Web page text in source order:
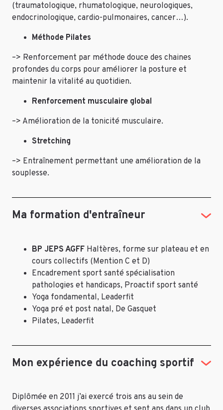
(traumatologique, rhumatologique, neurologiques,
endocrinologique, cardio-pulmonaires, cancer…).
Méthode Pilates
–> Renforcement par méthode douce des chaines
profondes du corps pour améliorer la posture et
maintenir la vitalité au quotidien.
Renforcement musculaire global
–> Amélioration de la tonicité musculaire.
Stretching
–> Entraînement permettant une amélioration de la
souplesse.
Ma formation d'entraîneur
BP JEPS AGFF Haltères, forme sur plateau et en
cours collectifs (Mention C et D)
Encadrement sport santé spécialisation
pathologies et handicaps, Proactif sport santé
Yoga fondamental, Leaderfit
Yoga pré et post natal, De Gasquet
Pilates, Leaderfit
Mon expérience du coaching sportif
Diplômée en 2011 j’ai exercé trois ans au sein de